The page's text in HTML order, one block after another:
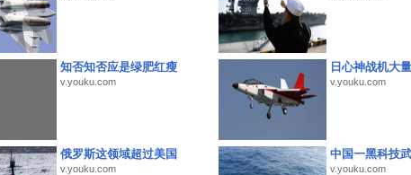
知否知否应是绿肥红瘦
v.youku.com
日心神战机大
v.youku.com
俄罗斯这领域超过美国
v.youku.com
中国一黑科技
v.youku.com